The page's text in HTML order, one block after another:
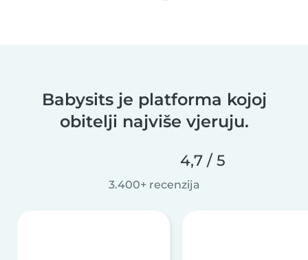
Babysits je platforma kojoj
obitelji najviše vjeruju.
4,7 / 5
3.400+ recenzija